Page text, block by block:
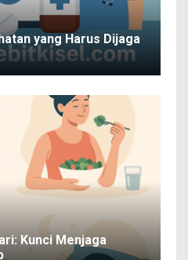
yang Harus Dijaga
Kunci Menjaga